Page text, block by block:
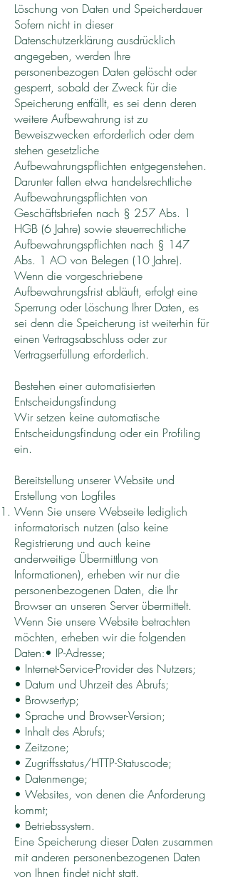
Löschung von Daten und Speicherdauer
Sofern nicht in dieser
Datenschutzerklärung ausdrücklich
angegeben, werden Ihre
personenbezogen Daten gelöscht oder
gesperrt, sobald der Zweck für die
Speicherung entfällt, es sei denn deren
weitere Aufbewahrung ist zu
Beweiszwecken erforderlich oder dem
stehen gesetzliche
Aufbewahrungspflichten entgegenstehen.
Darunter fallen etwa handelsrechtliche
Aufbewahrungspflichten von
Geschäftsbriefen nach § 257 Abs. 1
HGB (6 Jahre) sowie steuerrechtliche
Aufbewahrungspflichten nach § 147
Abs. 1 AO von Belegen (10 Jahre).
Wenn die vorgeschriebene
Aufbewahrungsfrist abläuft, erfolgt eine
Sperrung oder Löschung Ihrer Daten, es
sei denn die Speicherung ist weiterhin für
einen Vertragsabschluss oder zur
Vertragserfüllung erforderlich.
Bestehen einer automatisierten
Entscheidungsfindung
Wir setzen keine automatische
Entscheidungsfindung oder ein Profiling
ein.
Bereitstellung unserer Website und
Erstellung von Logfiles
Wenn Sie unsere Webseite lediglich
informatorisch nutzen (also keine
Registrierung und auch keine
anderweitige Übermittlung von
Informationen), erheben wir nur die
personenbezogenen Daten, die Ihr
Browser an unseren Server übermittelt.
Wenn Sie unsere Website betrachten
möchten, erheben wir die folgenden
Daten:• IP-Adresse;
• Internet-Service-Provider des Nutzers;
• Datum und Uhrzeit des Abrufs;
• Browsertyp;
• Sprache und Browser-Version;
• Inhalt des Abrufs;
• Zeitzone;
• Zugriffsstatus/HTTP-Statuscode;
• Datenmenge;
• Websites, von denen die Anforderung
kommt;
• Betriebssystem.
Eine Speicherung dieser Daten zusammen
mit anderen personenbezogenen Daten
von Ihnen findet nicht statt.